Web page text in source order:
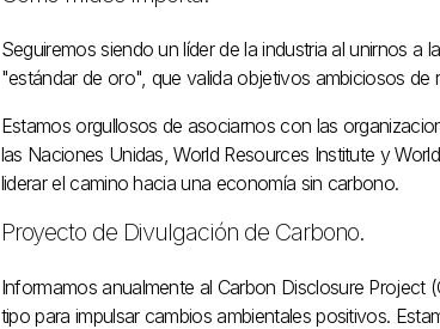
Seguiremos siendo un líder de la industria al unirnos
"estándar de oro", que valida objetivos ambiciosos
Estamos orgullosos de asociarnos con las
las Naciones Unidas, World Resources Institute y
liderar el camino hacia una economía sin carbono.
Proyecto de Divulgación de Carbono.
Informamos anualmente al Carbon Disclosure
tipo para impulsar cambios ambientales positivos.